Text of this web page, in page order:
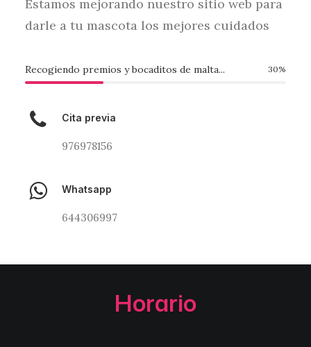
Estamos mejorando nuestro sitio web para
darle a tu mascota los mejores cuidados
Recogiendo premios y bocaditos de malta... 30%
Cita previa
976978156
Whatsapp
644306997
Horario